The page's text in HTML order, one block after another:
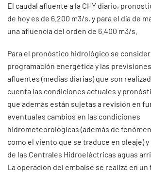
El caudal afluente a la CHY diario,
de hoy es de 6.200 m3/s, y para el día de
una afluencia del orden de 6.400 m3/s.
Para el pronóstico hidrológico se
programación energética y las
afluentes (medias diarias) que son
cuenta las condiciones actuales y
que además están sujetas a revisión en
eventuales cambios en las condiciones
hidrometeorológicas (además de
como el viento que se traduce en oleaje)
de las Centrales Hidroeléctricas aguas
La operación del embalse se realiza en